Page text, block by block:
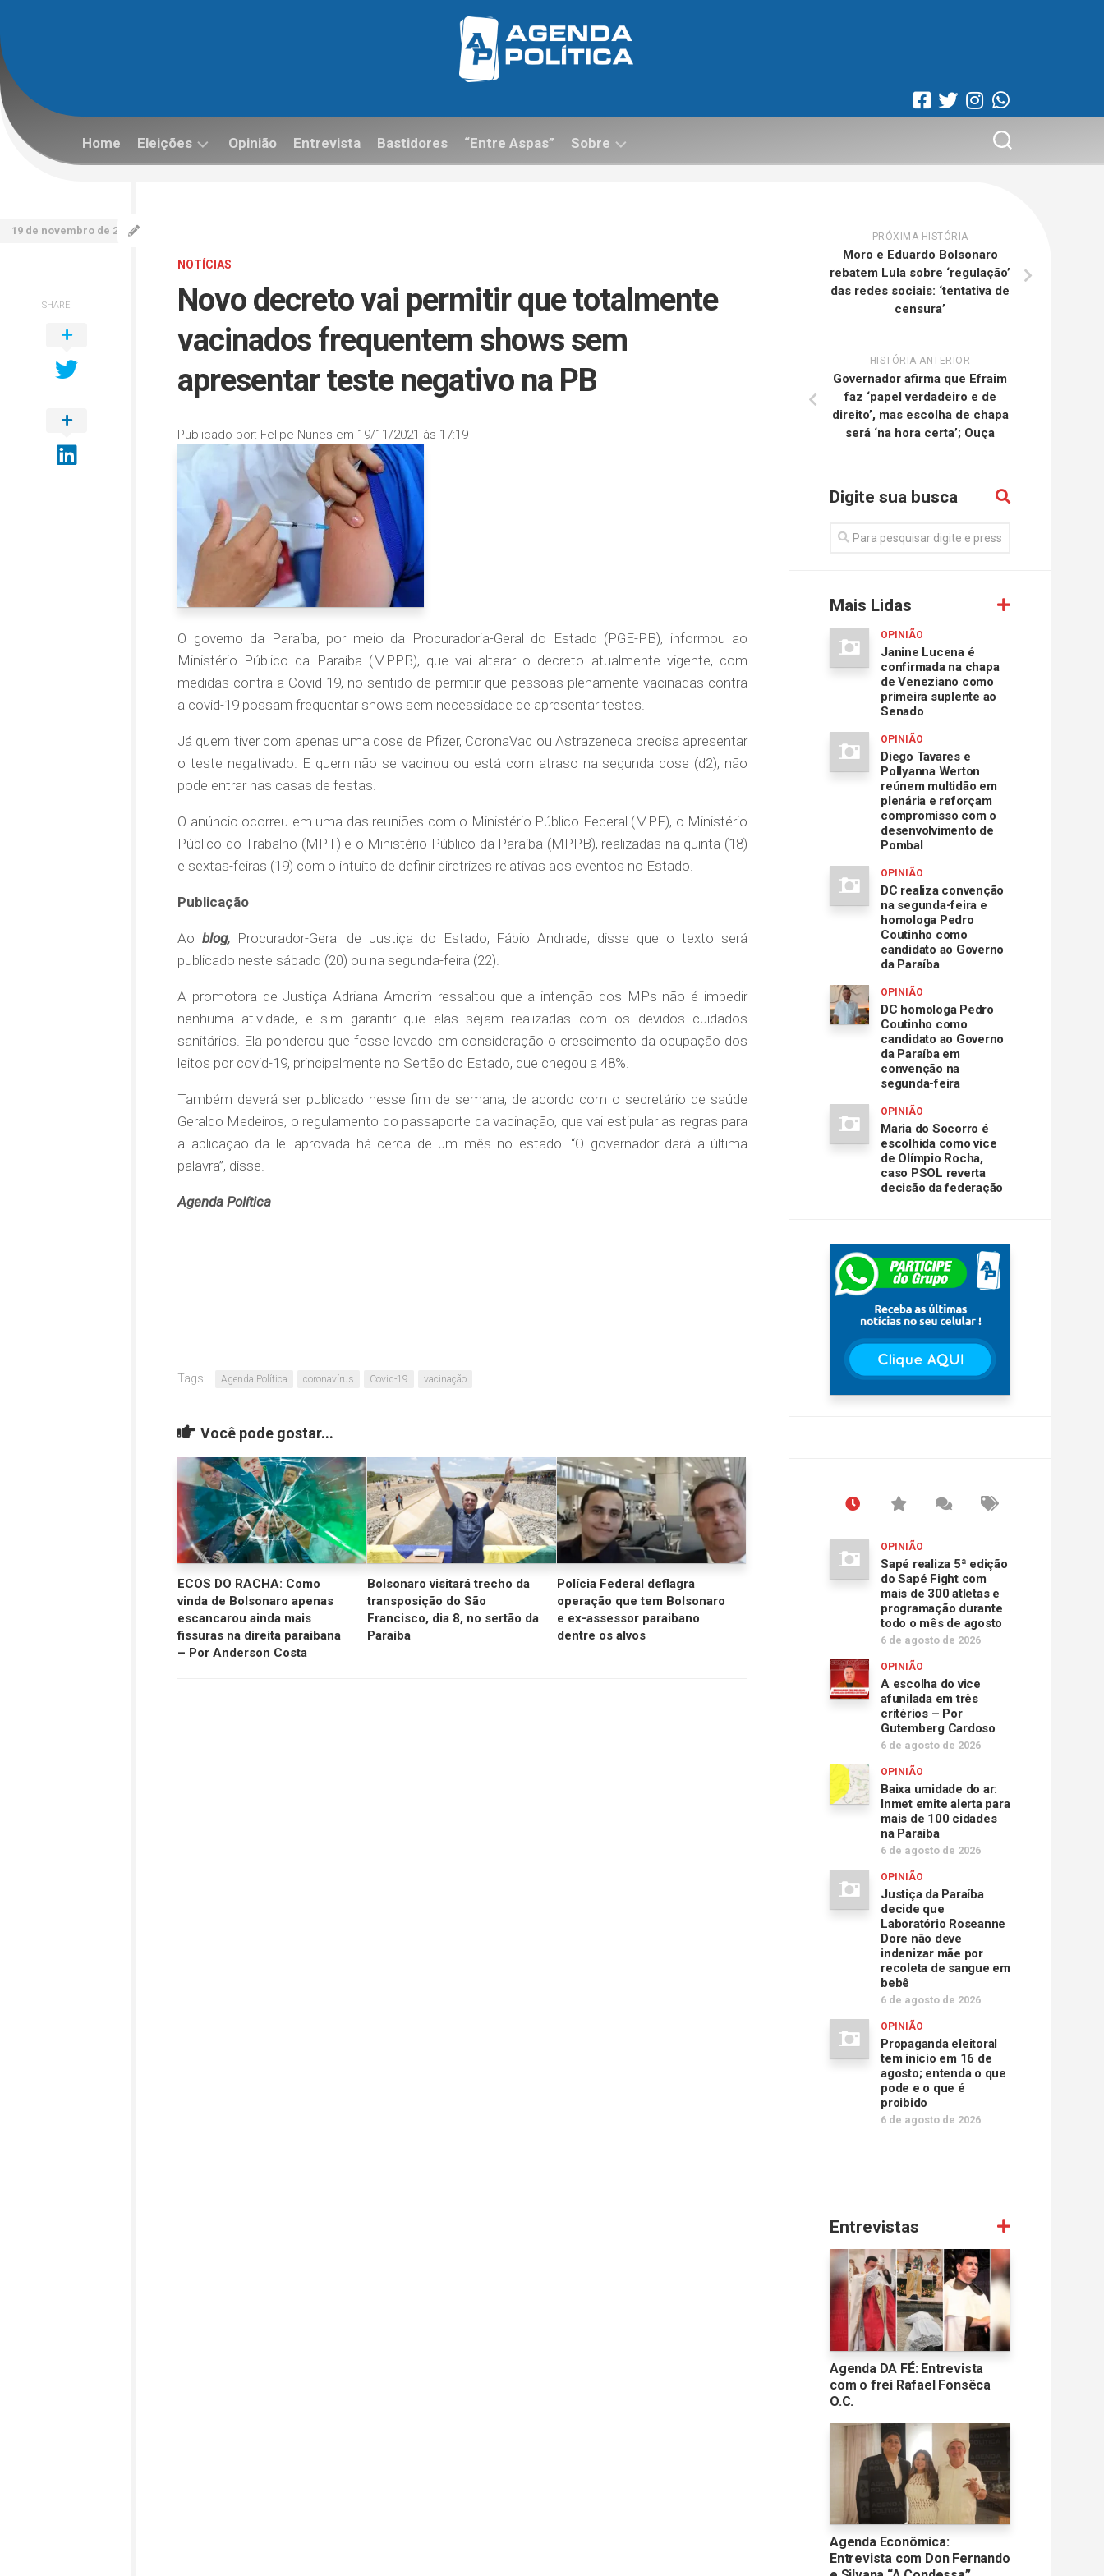
content
Home Eleições Opinião Entrevista Bastidores “Entre Aspas” Sobre
NOTÍCIAS
Novo decreto vai permitir que totalmente
vacinados frequentem shows sem
apresentar teste negativo na PB
Publicado por: Felipe Nunes em 19/11/2021 às 17:19
19 de novembro de 2021
O governo da Paraíba, por meio da Procuradoria-Geral do Estado (PGE-PB), informou ao
Ministério Público da Paraíba (MPPB), que vai alterar o decreto atualmente vigente, com
medidas contra a Covid-19, no sentido de permitir que pessoas plenamente vacinadas contra
a covid-19 possam frequentar shows sem necessidade de apresentar testes.
Já quem tiver com apenas uma dose de Pfizer, CoronaVac ou Astrazeneca precisa apresentar
o teste negativado. E quem não se vacinou ou está com atraso na segunda dose (d2), não
pode entrar nas casas de festas.
O anúncio ocorreu em uma das reuniões com o Ministério Público Federal (MPF), o Ministério
Público do Trabalho (MPT) e o Ministério Público da Paraíba (MPPB), realizadas na quinta (18)
e sextas-feiras (19) com o intuito de definir diretrizes relativas aos eventos no Estado.
Publicação
Ao blog,Procurador-Geral de Justiça do Estado, Fábio Andrade, disse que o texto será
publicado neste sábado (20) ou na segunda-feira (22).
A promotora de Justiça Adriana Amorim ressaltou que a intenção dos MPs não é impedir
nenhuma atividade, e sim garantir que elas sejam realizadas com os devidos cuidados
sanitários. Ela ponderou que fosse levado em consideração o crescimento da ocupação dos
leitos por covid-19, principalmente no Sertão do Estado, que chegou a 48%.
Também deverá ser publicado nesse fim de semana, de acordo com o secretário de saúde
Geraldo Medeiros, o regulamento do passaporte da vacinação, que vai estipular as regras para
a aplicação da lei aprovada há cerca de um mês no estado. “O governador dará a última
palavra”, disse.
Agenda Política
Tags: Agenda Política coronavírus Covid-19 vacinação
SHARE
Você pode gostar...
ECOS DO RACHA: Como
vinda de Bolsonaro apenas
escancarou ainda mais
fissuras na direita paraibana
– Por Anderson Costa
Bolsonaro visitará trecho da
transposição do São
Francisco, dia 8, no sertão da
Paraíba
Polícia Federal deflagra
operação que tem Bolsonaro
e ex-assessor paraibano
dentre os alvos
PRÓXIMA HISTÓRIA
Moro e Eduardo Bolsonaro
rebatem Lula sobre ‘regulação’
das redes sociais: ‘tentativa de
censura’
HISTÓRIA ANTERIOR
Governador afirma que Efraim
faz ‘papel verdadeiro e de
direito’, mas escolha de chapa
será ‘na hora certa’; Ouça
Digite sua busca
Mais Lidas
OPINIÃO
Janine Lucena é
confirmada na chapa
de Veneziano como
primeira suplente ao
Senado
OPINIÃO
Diego Tavares e
Pollyanna Werton
reúnem multidão em
plenária e reforçam
compromisso com o
desenvolvimento de
Pombal
OPINIÃO
DC realiza convenção
na segunda-feira e
homologa Pedro
Coutinho como
candidato ao Governo
da Paraíba
OPINIÃO
DC homologa Pedro
Coutinho como
candidato ao Governo
da Paraíba em
convenção na
segunda-feira
OPINIÃO
Maria do Socorro é
escolhida como vice
de Olímpio Rocha,
caso PSOL reverta
decisão da federação
OPINIÃO
Sapé realiza 5ª edição
do Sapé Fight com
mais de 300 atletas e
programação durante
todo o mês de agosto
6 de agosto de 2026
OPINIÃO
A escolha do vice
afunilada em três
critérios – Por
Gutemberg Cardoso
6 de agosto de 2026
OPINIÃO
Baixa umidade do ar:
Inmet emite alerta para
mais de 100 cidades
na Paraíba
6 de agosto de 2026
OPINIÃO
Justiça da Paraíba
decide que
Laboratório Roseanne
Dore não deve
indenizar mãe por
recoleta de sangue em
bebê
6 de agosto de 2026
OPINIÃO
Propaganda eleitoral
tem início em 16 de
agosto; entenda o que
pode e o que é
proibido
6 de agosto de 2026
Entrevistas
Agenda DA FÉ: Entrevista
com o frei Rafael Fonsêca
O.C.
Agenda Econômica:
Entrevista com Don Fernando